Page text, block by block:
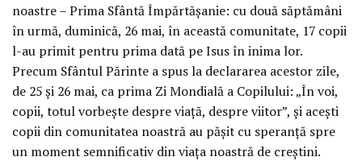
noastre – Prima Sfântă Împărtășanie: cu două săptămâni
în urmă, duminică, 26 mai, în această comunitate, 17 copii
l-au primit pentru prima dată pe Isus în inima lor.
Precum Sfântul Părinte a spus la declararea acestor zile,
de 25 și 26 mai, ca prima Zi Mondială a Copilului: „În voi,
copii, totul vorbește despre viață, despre viitor”, și acești
copii din comunitatea noastră au pășit cu speranță spre
un moment semnificativ din viața noastră de creștini.